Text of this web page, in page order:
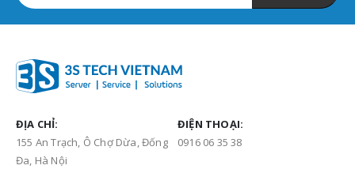
ĐỊA CHỈ:
155 An Trạch, Ô Chợ Dừa, Đống
Đa, Hà Nội
ĐIỆN THOẠI:
0916 06 35 38